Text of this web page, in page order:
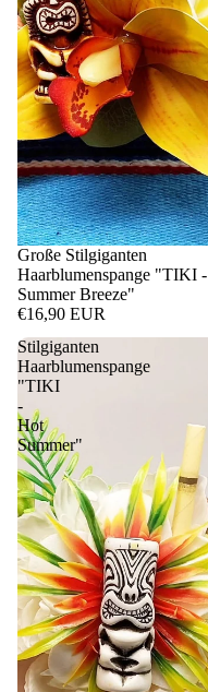
Große Stilgiganten
Haarblumenspange "TIKI -
Summer Breeze"
€16,90 EUR
Stilgiganten
Haarblumenspange
"TIKI
-
Hot
Summer"